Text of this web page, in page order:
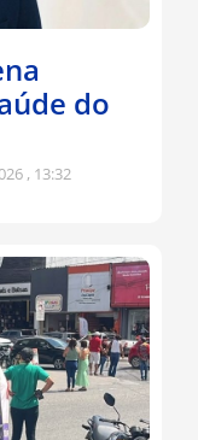
do
13:32